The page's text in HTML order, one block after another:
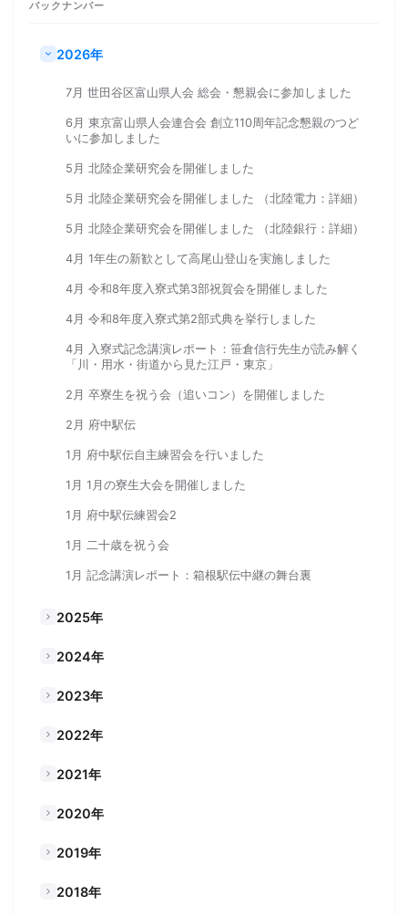
バックナンバー
2026年
7月 世田谷区富山県人会 総会・懇親会に参加しました
6月 東京富山県人会連合会 創立110周年記念懇親のつど
いに参加しました
5月 北陸企業研究会を開催しました
5月 北陸企業研究会を開催しました （北陸電力：詳細）
5月 北陸企業研究会を開催しました （北陸銀行：詳細）
4月 1年生の新歓として高尾山登山を実施しました
4月 令和8年度入寮式第3部祝賀会を開催しました
4月 令和8年度入寮式第2部式典を挙行しました
4月 入寮式記念講演レポート：笹倉信行先生が読み解く
「川・用水・街道から見た江戸・東京」
2月 卒寮生を祝う会（追いコン）を開催しました
2月 府中駅伝
1月 府中駅伝自主練習会を行いました
1月 1月の寮生大会を開催しました
1月 府中駅伝練習会2
1月 二十歳を祝う会
1月 記念講演レポート：箱根駅伝中継の舞台裏
2025年
2024年
2023年
2022年
2021年
2020年
2019年
2018年